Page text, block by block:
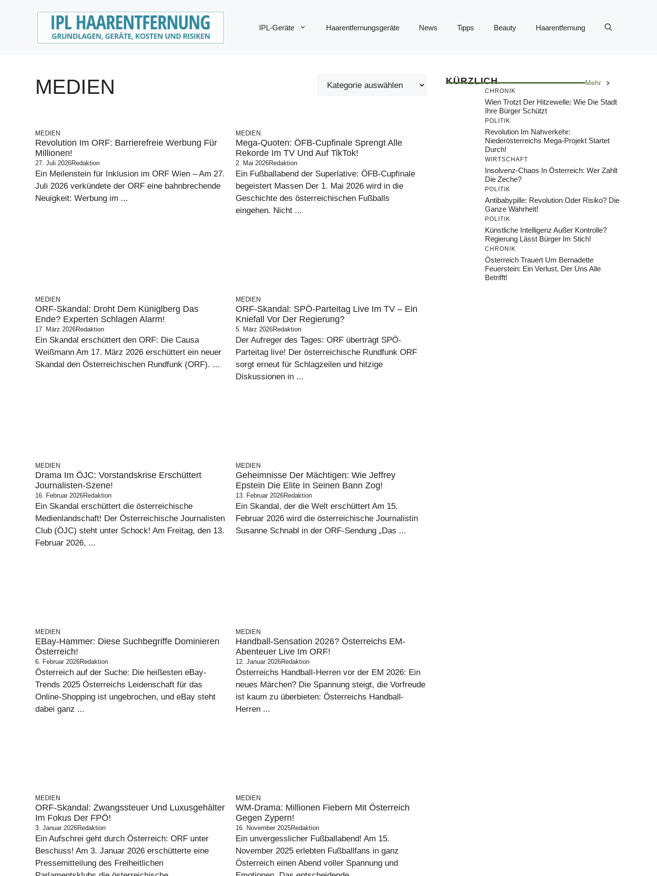
IPL-Geräte Haarentfernungsgeräte News Tipps Beauty Haarentfernung
MEDIEN
MEDIEN
Revolution Im ORF: Barrierefreie Werbung Für
Millionen!
27. Juli 2026Redaktion
Ein Meilenstein für Inklusion im ORF Wien – Am 27.
Juli 2026 verkündete der ORF eine bahnbrechende
Neuigkeit: Werbung im ...
MEDIEN
Mega-Quoten: ÖFB-Cupfinale Sprengt Alle
Rekorde Im TV Und Auf TikTok!
2. Mai 2026Redaktion
Ein Fußballabend der Superlative: ÖFB-Cupfinale
begeistert Massen Der 1. Mai 2026 wird in die
Geschichte des österreichischen Fußballs
eingehen. Nicht ...
MEDIEN
ORF-Skandal: Droht Dem Küniglberg Das
Ende? Experten Schlagen Alarm!
17. März 2026Redaktion
Ein Skandal erschüttert den ORF: Die Causa
Weißmann Am 17. März 2026 erschüttert ein neuer
Skandal den Österreichischen Rundfunk (ORF). ...
MEDIEN
ORF-Skandal: SPÖ-Parteitag Live Im TV – Ein
Kniefall Vor Der Regierung?
5. März 2026Redaktion
Der Aufreger des Tages: ORF überträgt SPÖ-
Parteitag live! Der österreichische Rundfunk ORF
sorgt erneut für Schlagzeilen und hitzige
Diskussionen in ...
MEDIEN
Drama Im ÖJC: Vorstandskrise Erschüttert
Journalisten-Szene!
16. Februar 2026Redaktion
Ein Skandal erschüttert die österreichische
Medienlandschaft! Der Österreichische Journalisten
Club (ÖJC) steht unter Schock! Am Freitag, den 13.
Februar 2026, ...
MEDIEN
Geheimnisse Der Mächtigen: Wie Jeffrey
Epstein Die Elite In Seinen Bann Zog!
13. Februar 2026Redaktion
Ein Skandal, der die Welt erschüttert Am 15.
Februar 2026 wird die österreichische Journalistin
Susanne Schnabl in der ORF-Sendung „Das ...
MEDIEN
EBay-Hammer: Diese Suchbegriffe Dominieren
Österreich!
6. Februar 2026Redaktion
Österreich auf der Suche: Die heißesten eBay-
Trends 2025 Österreichs Leidenschaft für das
Online-Shopping ist ungebrochen, und eBay steht
dabei ganz ...
MEDIEN
Handball-Sensation 2026? Österreichs EM-
Abenteuer Live Im ORF!
12. Januar 2026Redaktion
Österreichs Handball-Herren vor der EM 2026: Ein
neues Märchen? Die Spannung steigt, die Vorfreude
ist kaum zu überbieten: Österreichs Handball-
Herren ...
MEDIEN
ORF-Skandal: Zwangssteuer Und Luxusgehälter
Im Fokus Der FPÖ!
3. Januar 2026Redaktion
Ein Aufschrei geht durch Österreich: ORF unter
Beschuss! Am 3. Januar 2026 erschütterte eine
Pressemitteilung des Freiheitlichen
MEDIEN
WM-Drama: Millionen Fiebern Mit Österreich
Gegen Zypern!
16. November 2025Redaktion
Ein unvergesslicher Fußballabend! Am 15.
November 2025 erlebten Fußballfans in ganz
Österreich einen Abend voller Spannung und
KÜRZLICH Mehr
CHRONIK
Wien Trotzt Der Hitzewelle: Wie Die Stadt
Ihre Bürger Schützt
POLITIK
Revolution Im Nahverkehr:
Niederösterreichs Mega-Projekt Startet
Durch!
WIRTSCHAFT
Insolvenz-Chaos In Österreich: Wer Zahlt
Die Zeche?
POLITIK
Antibabypille: Revolution Oder Risiko? Die
Ganze Wahrheit!
POLITIK
Künstliche Intelligenz Außer Kontrolle?
Regierung Lässt Bürger Im Stich!
CHRONIK
Österreich Trauert Um Bernadette
Feuerstein: Ein Verlust, Der Uns Alle
Betrifft!